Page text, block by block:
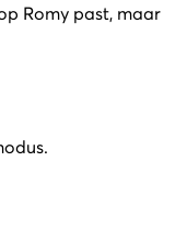
Romy past, maar